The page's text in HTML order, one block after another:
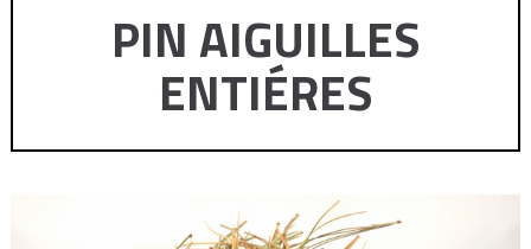
PIN AIGUILLES
ENTIÉRES